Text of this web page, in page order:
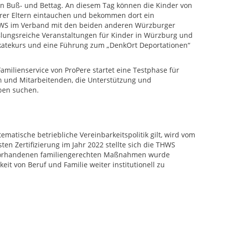
und Bettag. An diesem Tag können die Kinder von
Eltern eintauchen und bekommen dort ein
im Verband mit den beiden anderen Würzburger
Veranstaltungen für Kinder in Würzburg und
und eine Führung zum „DenkOrt Deportationen“
von ProPere startet eine Testphase für
und Mitarbeitenden, die Unterstützung und
suchen.
betriebliche Vereinbarkeitspolitik gilt, wird vom
Zertifizierung im Jahr 2022 stellte sich die THWS
familiengerechten Maßnahmen wurde
von Beruf und Familie weiter institutionell zu